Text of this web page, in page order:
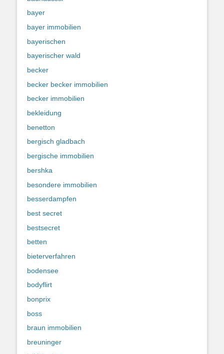
bayer
bayer immobilien
bayerischen
bayerischer wald
becker
becker becker immobilien
becker immobilien
bekleidung
benetton
bergisch gladbach
bergische immobilien
bershka
besondere immobilien
besserdampfen
best secret
bestsecret
betten
bieterverfahren
bodensee
bodyflirt
bonprix
boss
braun immobilien
breuninger